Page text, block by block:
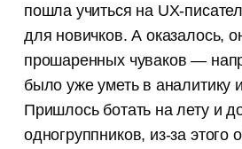
пошла учиться на UX-
для новичков. А оказалось,
прошаренных чуваков —
было уже уметь в аналитику
Пришлось ботать на лету и
одногруппников, из-за этого